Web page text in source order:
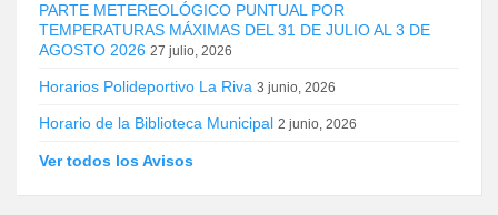
PARTE METEREOLÓGICO PUNTUAL POR
TEMPERATURAS MÁXIMAS DEL 31 DE JULIO AL 3 DE
AGOSTO 2026 27 julio, 2026
Horarios Polideportivo La Riva 3 junio, 2026
Horario de la Biblioteca Municipal 2 junio, 2026
Ver todos los Avisos